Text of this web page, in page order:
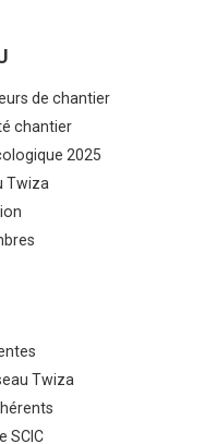
de chantier
chantier
2025
Twiza
Twiza
SCIC